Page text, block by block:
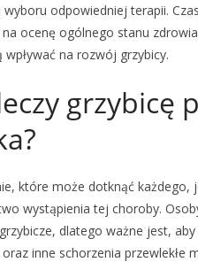
odpowiedniej terapii.
ocenę ogólnego stanu
na rozwój grzybicy.
grzybicę
które może dotknąć
wystąpienia tej choroby.
dlatego ważne jest,
inne schorzenia przewlekłe